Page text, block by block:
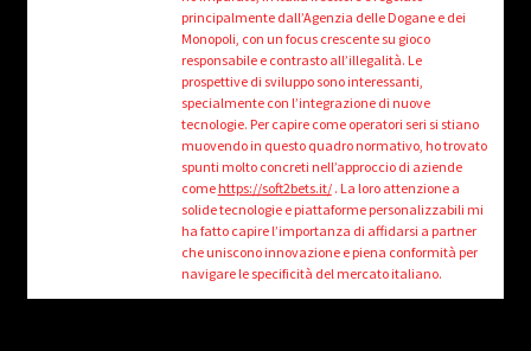
Login/Create Account
principalmente dall’Agenzia delle Dogane e dei
Monopoli, con un focus crescente su gioco
responsabile e contrasto all’illegalità. Le
prospettive di sviluppo sono interessanti,
specialmente con l’integrazione di nuove
tecnologie. Per capire come operatori seri si stiano
muovendo in questo quadro normativo, ho trovato
spunti molto concreti nell’approccio di aziende
come https://soft2bets.it/. La loro attenzione a
solide tecnologie e piattaforme personalizzabili mi
ha fatto capire l’importanza di affidarsi a partner
che uniscono innovazione e piena conformità per
navigare le specificità del mercato italiano.